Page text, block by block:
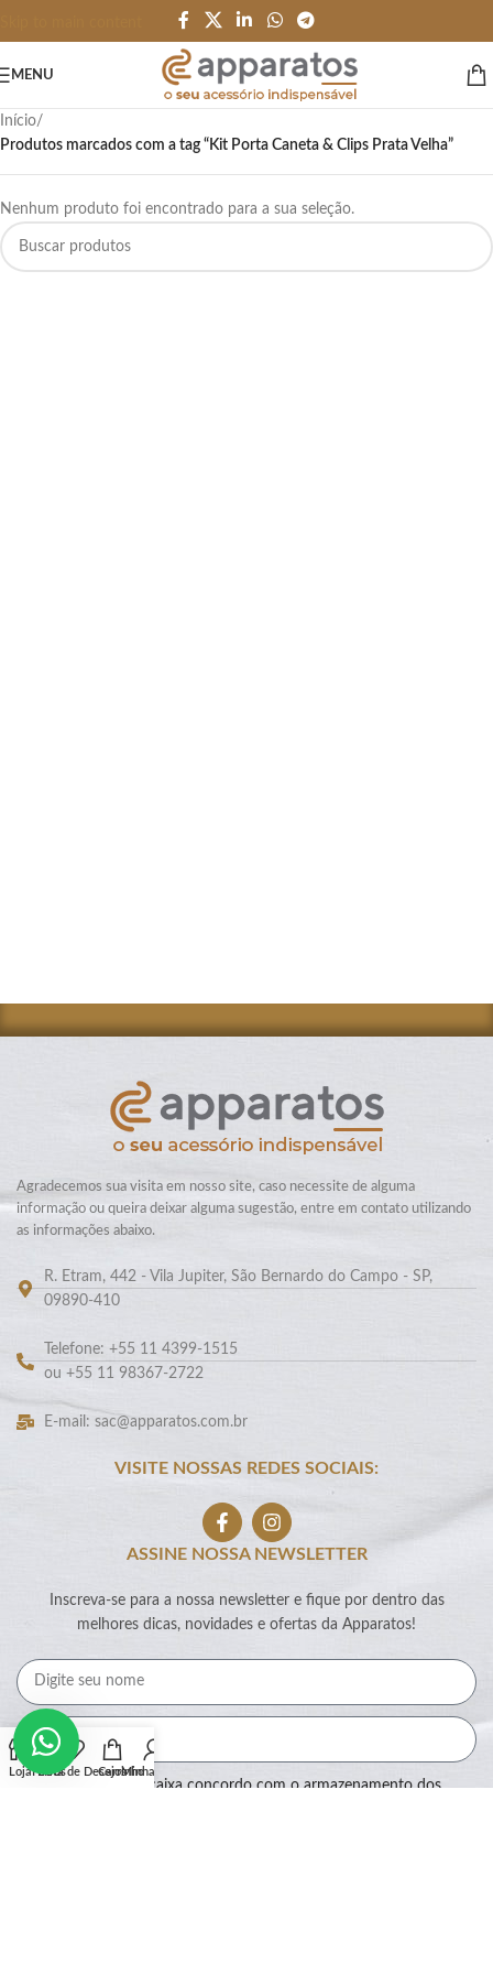
MENU
Início/
Produtos marcados com a tag “Kit Porta Caneta & Clips Prata Velha”
Nenhum produto foi encontrado para a sua seleção.
Agradecemos sua visita em nosso site, caso necessite de alguma
informação ou queira deixar alguma sugestão, entre em contato utilizando
as informações abaixo.
R. Etram, 442 - Vila Jupiter, São Bernardo do Campo - SP,
09890-410
Telefone: +55 11 4399-1515
ou +55 11 98367-2722
E-mail: sac@apparatos.com.br
VISITE NOSSAS REDES SOCIAIS:
ASSINE NOSSA NEWSLETTER
Inscreva-se para a nossa newsletter e fique por dentro das
melhores dicas, novidades e ofertas da Apparatos!
Ao marcar essa caixa concordo com o armazenamento dos
LojaFiltros
Lista de Desejos
CarrinhoMinha conta